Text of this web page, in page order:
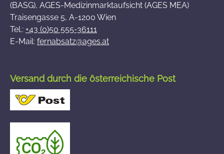
(BASG), AGES-Medizinmarktaufsicht (AGES MEA)
Traisengasse 5, A-1200 Wien
Tel.: +43 (0)50 555-36111
E-Mail: fernabsatz@ages.at
Versand durch die österreichische Post